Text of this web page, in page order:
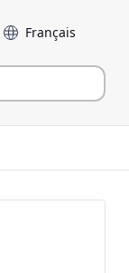
Langue